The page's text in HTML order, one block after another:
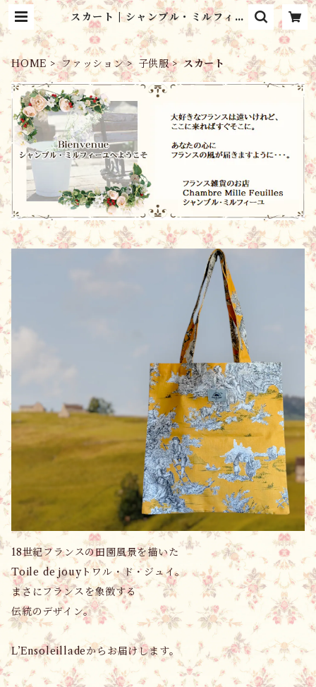
スカート | シャンブル・ミルフィー
ユ Chambre Mille Feuilles
HOME ファッション 子供服 スカート
18世紀フランスの田園風景を描いた
Toile de jouyトワル・ド・ジュイ。
まさにフランスを象徴する
伝統のデザイン。
L’Ensoleilladeからお届けします。